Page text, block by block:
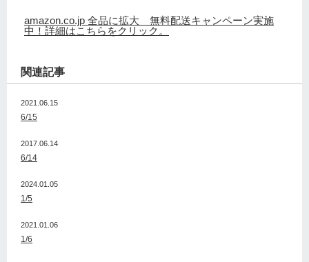
amazon.co.jp 全品に拡大 無料配送キャンペーン実施
中！詳細はこちらをクリック。
関連記事
2021.06.15
6/15
2017.06.14
6/14
2024.01.05
1/5
2021.01.06
1/6